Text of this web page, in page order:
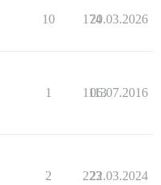
10 174
20.03.2026
1 1113
06.07.2016
2 223
22.03.2024